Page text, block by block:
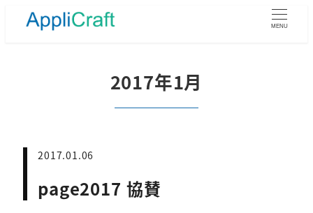
MENU
2017年1月
2017.01.06
page2017 協賛